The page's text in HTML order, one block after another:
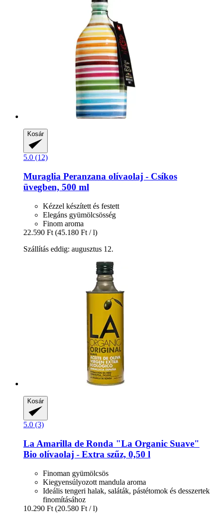
Kosár
5.0 (12)
Muraglia Peranzana olívaolaj -​ Csíkos
üvegben, 500 ml
Kézzel készített és festett
Elegáns gyümölcsösség
Finom aroma
22.590 Ft (45.180 Ft / l)
Szállítás eddig: augusztus 12.
Kosár
5.0 (3)
La Amarilla de Ronda "La Organic Suave"
Bio olívaolaj -​ Extra szűz, 0,50 l
Finoman gyümölcsös
Kiegyensúlyozott mandula aroma
Ideális tengeri halak, saláták, pástétomok és desszertek
finomításához
10.290 Ft (20.580 Ft / l)